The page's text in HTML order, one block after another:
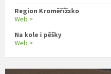
Region Kroměřížsko
Web >
Na kole i pěšky
Web >